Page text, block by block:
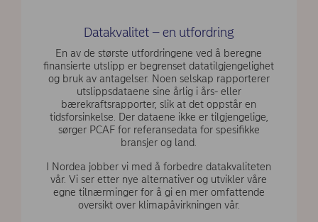
Datakvalitet – en utfordring
En av de største utfordringene ved å beregne
finansierte utslipp er begrenset datatilgjengelighet
og bruk av antagelser. Noen selskap rapporterer
utslippsdataene sine årlig i års- eller
bærekraftsrapporter, slik at det oppstår en
tidsforsinkelse. Der dataene ikke er tilgjengelige,
sørger PCAF for referansedata for spesifikke
bransjer og land.
I Nordea jobber vi med å forbedre datakvaliteten
vår. Vi ser etter nye alternativer og utvikler våre
egne tilnærminger for å gi en mer omfattende
oversikt over klimapåvirkningen vår.